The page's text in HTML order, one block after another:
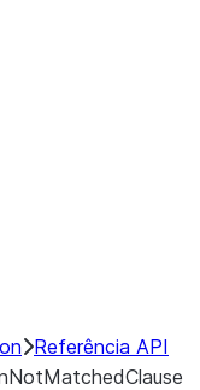
Referência API